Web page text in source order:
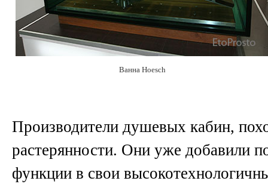
Ванна Hoesch
Производители душевых кабин,
растерянности. Они уже добавили
функции в свои